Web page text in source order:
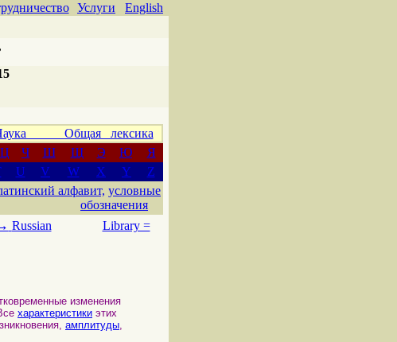
Услуги
English
Общая лексика
Ц Ч Ш Щ Э Ю
Я
U V W X Y
Z
алфавит, условные
обозначения
Russian
Library =
изменения
характеристики этих
амплитуды,